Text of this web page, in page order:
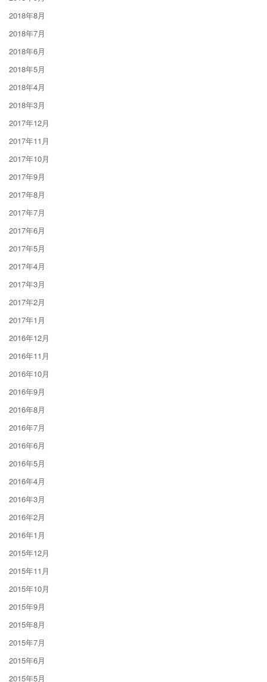
2018年8月
2018年7月
2018年6月
2018年5月
2018年4月
2018年3月
2017年12月
2017年11月
2017年10月
2017年9月
2017年8月
2017年7月
2017年6月
2017年5月
2017年4月
2017年3月
2017年2月
2017年1月
2016年12月
2016年11月
2016年10月
2016年9月
2016年8月
2016年7月
2016年6月
2016年5月
2016年4月
2016年3月
2016年2月
2016年1月
2015年12月
2015年11月
2015年10月
2015年9月
2015年8月
2015年7月
2015年6月
2015年5月